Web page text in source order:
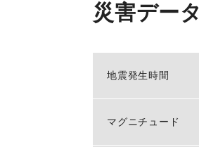
災害データ
地震発生時間
マグニチュード